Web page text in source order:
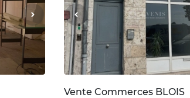
Vente Commerces BLOIS